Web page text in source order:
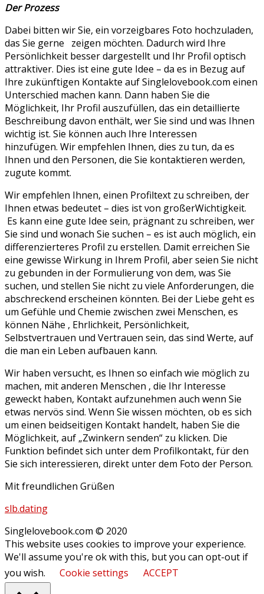
Der Prozess
Dabei bitten wir Sie, ein vorzeigbares Foto hochzuladen,
das Sie gerne zeigen möchten. Dadurch wird Ihre
Persönlichkeit besser dargestellt und Ihr Profil optisch
attraktiver. Dies ist eine gute Idee – da es in Bezug auf
Ihre zukünftigen Kontakte auf Singlelovebook.com einen
Unterschied machen kann. Dann haben Sie die
Möglichkeit, Ihr Profil auszufüllen, das ein detaillierte
Beschreibung davon enthält, wer Sie sind und was Ihnen
wichtig ist. Sie können auch Ihre Interessen
hinzufügen. Wir empfehlen Ihnen, dies zu tun, da es
Ihnen und den Personen, die Sie kontaktieren werden,
zugute kommt.
Wir empfehlen Ihnen, einen Profiltext zu schreiben, der
Ihnen etwas bedeutet – dies ist von großerWichtigkeit.
Es kann eine gute Idee sein, prägnant zu schreiben, wer
Sie sind und wonach Sie suchen – es ist auch möglich, ein
differenzierteres Profil zu erstellen. Damit erreichen Sie
eine gewisse Wirkung in Ihrem Profil, aber seien Sie nicht
zu gebunden in der Formulierung von dem, was Sie
suchen, und stellen Sie nicht zu viele Anforderungen, die
abschreckend erscheinen könnten. Bei der Liebe geht es
um Gefühle und Chemie zwischen zwei Menschen, es
können Nähe , Ehrlichkeit, Persönlichkeit,
Selbstvertrauen und Vertrauen sein, das sind Werte, auf
die man ein Leben aufbauen kann.
Wir haben versucht, es Ihnen so einfach wie möglich zu
machen, mit anderen Menschen , die Ihr Interesse
geweckt haben, Kontakt aufzunehmen auch wenn Sie
etwas nervös sind. Wenn Sie wissen möchten, ob es sich
um einen beidseitigen Kontakt handelt, haben Sie die
Möglichkeit, auf „Zwinkern senden“ zu klicken. Die
Funktion befindet sich unter dem Profilkontakt, für den
Sie sich interessieren, direkt unter dem Foto der Person.
Mit freundlichen Grüßen
slb.dating
Singlelovebook.com © 2020
This website uses cookies to improve your experience.
We'll assume you're ok with this, but you can opt-out if
you wish.
Cookie settings ACCEPT